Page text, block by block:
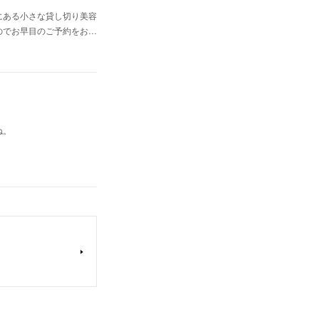
る小さな貸し切り美容
でお早目のご予約をお…